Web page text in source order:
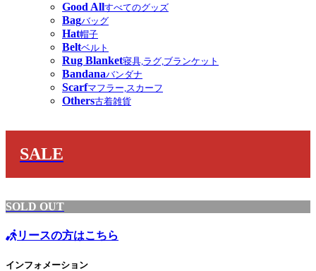
Good Allすべてのグッズ
Bagバッグ
Hat帽子
Beltベルト
Rug Blanket寝具,ラグ,ブランケット
Bandanaバンダナ
Scarfマフラー,スカーフ
Others古着雑貨
SALE
SOLD OUT
リースの方はこちら
インフォメーション